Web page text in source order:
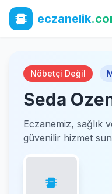
eczanelik
Nöbetçi Değil
Seda
Eczanemiz, sağlık
güvenilir hizmet